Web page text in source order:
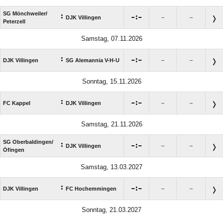
SG Mönchweiler/​
Peterzell
: DJK Villingen : – –
Samstag, 07.11.2026
DJK Villingen : SG Alemannia V-H-U : – –
Sonntag, 15.11.2026
FC Kappel : DJK Villingen : – –
Samstag, 21.11.2026
SG Oberbaldingen/​
Öfingen
: DJK Villingen : – –
Samstag, 13.03.2027
DJK Villingen : FC Hochemmingen : – –
Sonntag, 21.03.2027